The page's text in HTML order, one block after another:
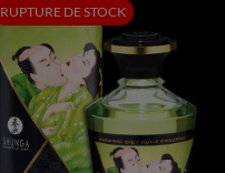
RUPTURE DE STOCK